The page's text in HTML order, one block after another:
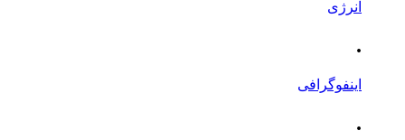
انرژی
.
اینفوگرافی
.